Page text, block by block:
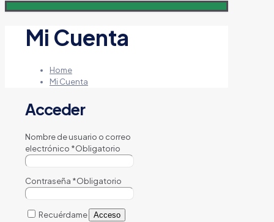
Mi Cuenta
Home
Mi Cuenta
Acceder
Nombre de usuario o correo
electrónico *Obligatorio
Contraseña *Obligatorio
Recuérdame Acceso